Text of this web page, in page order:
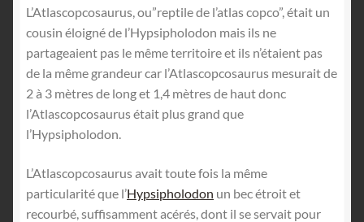
L’Atlascopcosaurus, ou”reptile de l’atlas copco”, était un
cousin éloigné de l’Hypsipholodon mais ils ne
partageaient pas le même territoire et ils n’étaient pas
de la même grandeur car l’Atlascopcosaurus mesurait de
2 à 3 mètres de long et 1,4 mètres de haut donc
l’Atlascopcosaurus était plus grand que
l’Hypsipholodon.
L’Atlascopcosaurus avait toute fois la même
particularité que l’Hypsipholodon un bec étroit et
recourbé, suffisamment acérés, dont il se servait pour